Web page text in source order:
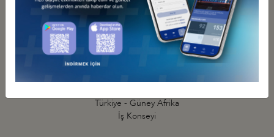
Türkiye - Güney Afrika
İş Konseyi